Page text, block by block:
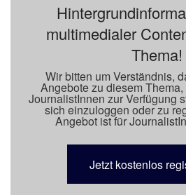
multimedialer
Thema!
Wir bitten um Verständnis,
Angebote zu diesem
JournalistInnen zur Verfügung
sich einzuloggen oder zu
Angebot ist für
Jetzt kostenlos